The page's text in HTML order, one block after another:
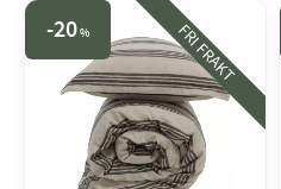
20% FRI FRAKT